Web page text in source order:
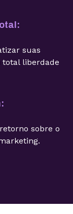
suas
liberdade
sobre o